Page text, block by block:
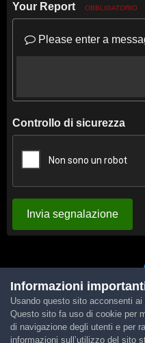
Your Report OBBLIGATORIO
Please enter a
Controllo di sicurezza
Invia segnalazione
Lingua Tema
Powered by
Informazioni
Usando questo sito acconsenti ai
Questo sito fa uso di cookie per
di navigazione degli utenti e per
informazioni sull’utilizzo del sito